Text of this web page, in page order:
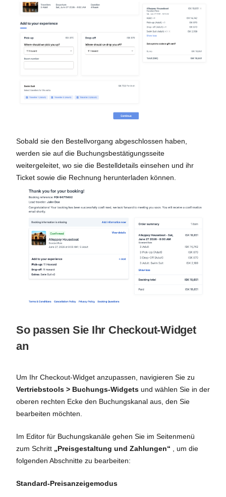
Sobald sie den Bestellvorgang abgeschlossen haben,
werden sie auf die Buchungsbestätigungsseite
weitergeleitet, wo sie die Bestelldetails einsehen und ihr
Ticket sowie die Rechnung herunterladen können.
So passen Sie Ihr Checkout-Widget
an
Um Ihr Checkout-Widget anzupassen, navigieren Sie zu
Vertriebstools > Buchungs-Widgets und wählen Sie in der
oberen rechten Ecke den Buchungskanal aus, den Sie
bearbeiten möchten.
Im Editor für Buchungskanäle gehen Sie im Seitenmenü
zum Schritt „Preisgestaltung und Zahlungen“ , um die
folgenden Abschnitte zu bearbeiten:
Standard-Preisanzeigemodus